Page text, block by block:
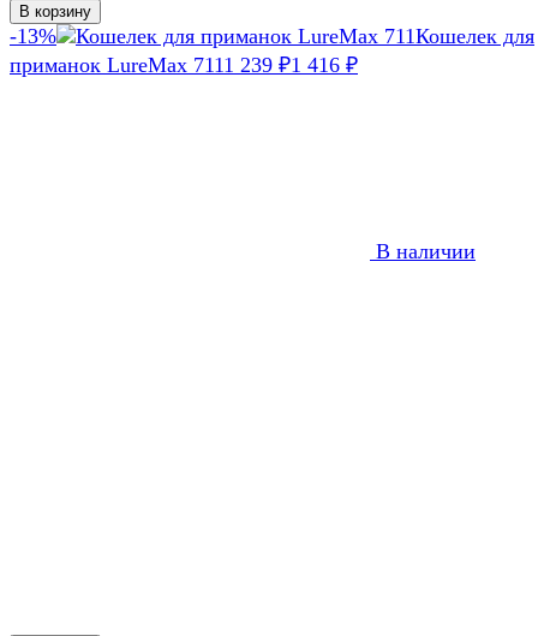
В корзину
-13%
Кошелек для
приманок LureMax 7111 239 ₽1 416 ₽
В наличии